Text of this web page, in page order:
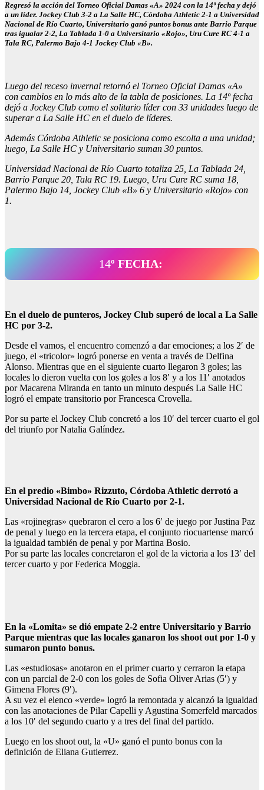
Regresó la acción del Torneo Oficial Damas «A» 2024 con la 14º fecha y dejó
a un líder. Jockey Club 3-2 a La Salle HC, Córdoba Athletic 2-1 a Universidad
Nacional de Río Cuarto, Universitario ganó puntos bonus ante Barrio Parque
tras igualar 2-2, La Tablada 1-0 a Universitario «Rojo», Uru Cure RC 4-1 a
Tala RC, Palermo Bajo 4-1 Jockey Club «B».
Luego del receso invernal retornó el Torneo Oficial Damas «A»
con cambios en lo más alto de la tabla de posiciones. La 14º fecha
dejó a Jockey Club como el solitario líder con 33 unidades luego de
superar a La Salle HC en el duelo de líderes.
Además Córdoba Athletic se posiciona como escolta a una unidad;
luego, La Salle HC y Universitario suman 30 puntos.
Universidad Nacional de Río Cuarto totaliza 25, La Tablada 24,
Barrio Parque 20, Tala RC 19. Luego, Uru Cure RC suma 18,
Palermo Bajo 14, Jockey Club «B» 6 y Universitario «Rojo» con
1.
14º FECHA:
En el duelo de punteros, Jockey Club superó de local a La Salle
HC por 3-2.
Desde el vamos, el encuentro comenzó a dar emociones; a los 2′ de
juego, el «tricolor» logró ponerse en venta a través de Delfina
Alonso. Mientras que en el siguiente cuarto llegaron 3 goles; las
locales lo dieron vuelta con los goles a los 8′ y a los 11′ anotados
por Macarena Miranda en tanto un minuto después La Salle HC
logró el empate transitorio por Francesca Crovella.
Por su parte el Jockey Club concretó a los 10′ del tercer cuarto el gol
del triunfo por Natalia Galíndez.
En el predio «Bimbo» Rizzuto, Córdoba Athletic derrotó a
Universidad Nacional de Río Cuarto por 2-1.
Las «rojinegras» quebraron el cero a los 6′ de juego por Justina Paz
de penal y luego en la tercera etapa, el conjunto riocuartense marcó
la igualdad también de penal y por Martina Bosio.
Por su parte las locales concretaron el gol de la victoria a los 13′ del
tercer cuarto y por Federica Moggia.
En la «Lomita» se dió empate 2-2 entre Universitario y Barrio
Parque mientras que las locales ganaron los shoot out por 1-0 y
sumaron punto bonus.
Las «estudiosas» anotaron en el primer cuarto y cerraron la etapa
con un parcial de 2-0 con los goles de Sofia Oliver Arias (5′) y
Gimena Flores (9′).
A su vez el elenco «verde» logró la remontada y alcanzó la igualdad
con las anotaciones de Pilar Capelli y Agustina Somerfeld marcados
a los 10′ del segundo cuarto y a tres del final del partido.
Luego en los shoot out, la «U» ganó el punto bonus con la
definición de Eliana Gutierrez.